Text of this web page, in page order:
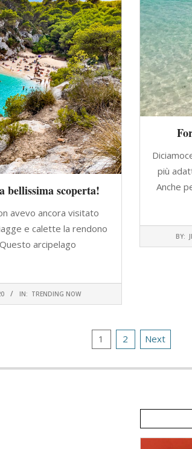
più
Anche
06-
BY:
bellissima scoperta!
avevo ancora visitato
e calette la rendono
arcipelago
IN: TRENDING NOW
1 2 Next